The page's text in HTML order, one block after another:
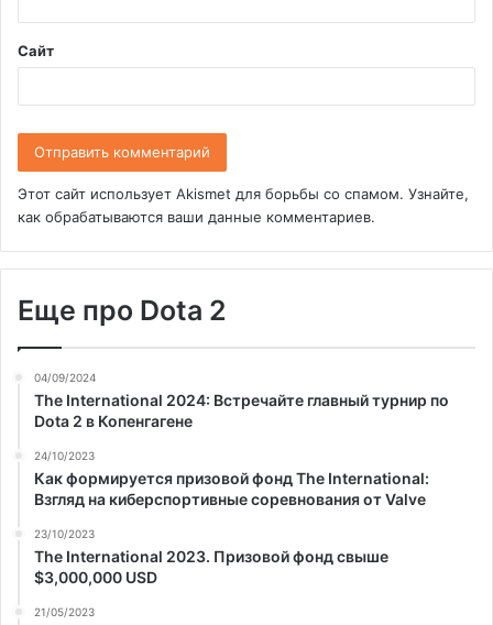
*
Сайт
Этот сайт использует Akismet для борьбы со спамом. Узнайте,
как обрабатываются ваши данные комментариев.
Еще про Dota 2
04/09/2024
The International 2024: Встречайте главный турнир по
Dota 2 в Копенгагене
24/10/2023
Как формируется призовой фонд The International:
Взгляд на киберспортивные соревнования от Valve
23/10/2023
The International 2023. Призовой фонд свыше
$3,000,000 USD
21/05/2023